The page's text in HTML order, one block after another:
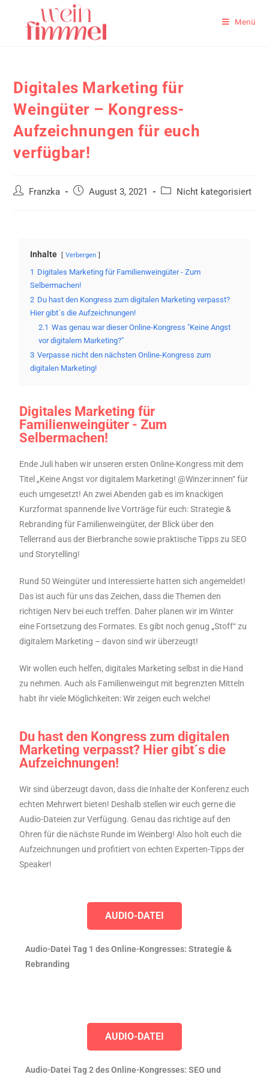
Menü
Digitales Marketing für
Weingüter – Kongress-
Aufzeichnungen für euch
verfügbar!
Franzka August 3, 2021 Nicht kategorisiert
Inhalte Verbergen
1 Digitales Marketing für Familienweingüter - Zum
Selbermachen!
2 Du hast den Kongress zum digitalen Marketing verpasst?
Hier gibt´s die Aufzeichnungen!
2.1 Was genau war dieser Online-Kongress "Keine Angst
vor digitalem Marketing?"
3 Verpasse nicht den nächsten Online-Kongress zum
digitalen Marketing!
Digitales Marketing für
Familienweingüter - Zum
Selbermachen!
Ende Juli haben wir unseren ersten Online-Kongress mit dem
Titel „Keine Angst vor digitalem Marketing! @Winzer:innen“ für
euch umgesetzt! An zwei Abenden gab es im knackigen
Kurzformat spannende live Vorträge für euch: Strategie &
Rebranding für Familienweingüter, der Blick über den
Tellerrand aus der Bierbranche sowie praktische Tipps zu SEO
und Storytelling!
Rund 50 Weingüter und Interessierte hatten sich angemeldet!
Das ist auch für uns das Zeichen, dass die Themen den
richtigen Nerv bei euch treffen. Daher planen wir im Winter
eine Fortsetzung des Formates. Es gibt noch genug „Stoff“ zu
digitalem Marketing – davon sind wir überzeugt!
Wir wollen euch helfen, digitales Marketing selbst in die Hand
zu nehmen. Auch als Familienweingut mit begrenzten Mitteln
habt ihr viele Möglichkeiten: Wir zeigen euch welche!
Du hast den Kongress zum digitalen
Marketing verpasst? Hier gibt´s die
Aufzeichnungen!
Wir sind überzeugt davon, dass die Inhalte der Konferenz euch
echten Mehrwert bieten! Deshalb stellen wir euch gerne die
Audio-Dateien zur Verfügung. Genau das richtige auf den
Ohren für die nächste Runde im Weinberg! Also holt euch die
Aufzeichnungen und profitiert von echten Experten-Tipps der
Speaker!
AUDIO-DATEI
Audio-Datei Tag 1 des Online-Kongresses: Strategie &
Rebranding
AUDIO-DATEI
Audio-Datei Tag 2 des Online-Kongresses: SEO und